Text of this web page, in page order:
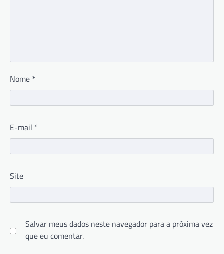
Nome *
E-mail *
Site
Salvar meus dados neste navegador para a próxima vez
que eu comentar.